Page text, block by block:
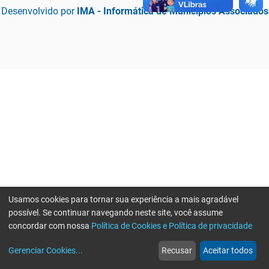
Desenvolvido por IMA - Informática de Municípios Associados
web
Notícias
more_horiz
Mais
Usamos cookies para tornar sua experiência a mais agradável
possível. Se continuar navegando neste site, você assume
concordar com nossa Política de Cookies e Política de privacidade
Gerenciar Cookies... Recusar Aceitar todos
Erro ao enviar informações, por favor tente novamente